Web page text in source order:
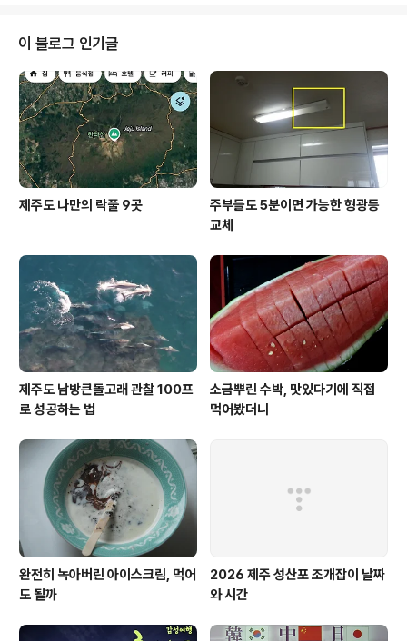
이 블로그 인기글
제주도 나만의 락풀 9곳
주부들도 5분이면 가능한 형광등
교체
제주도 남방큰돌고래 관찰 100프
로 성공하는 법
소금뿌린 수박, 맛있다기에 직접
먹어봤더니
완전히 녹아버린 아이스크림, 먹어
도 될까
2026 제주 성산포 조개잡이 날짜
와 시간